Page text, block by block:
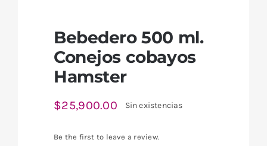
Bebedero 500 ml.
Conejos cobayos
Hamster
$25,900.00 Sin existencias
Be the first to leave a review.